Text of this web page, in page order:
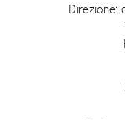
Direzione: